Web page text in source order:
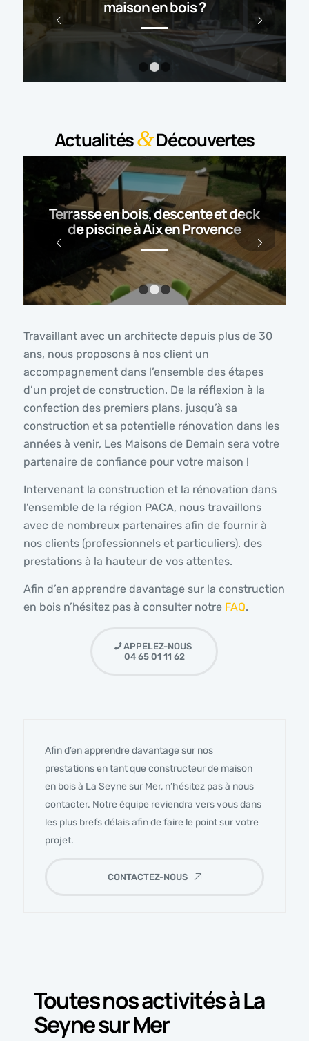
maison en bois ?
Suivant
2 3
Actualités&Découvertes
Terrasse en bois, descente et deck
de piscine à Aix en Provence
Suivant
1 2 3
Travaillant avec un architecte depuis plus de 30
ans, nous proposons à nos client un
accompagnement dans l’ensemble des étapes
d’un projet de construction. De la réflexion à la
confection des premiers plans, jusqu’à sa
construction et sa potentielle rénovation dans les
années à venir, Les Maisons de Demain sera votre
partenaire de confiance pour votre maison !
Intervenant la construction et la rénovation dans
l’ensemble de la région PACA, nous travaillons
avec de nombreux partenaires afin de fournir à
nos clients (professionnels et particuliers). des
prestations à la hauteur de vos attentes.
Afin d’en apprendre davantage sur la construction
en bois n’hésitez pas à consulter notre FAQ.
APPELEZ-NOUS
04 65 01 11 62
Afin d’en apprendre davantage sur nos
prestations en tant que constructeur de maison
en bois à La Seyne sur Mer, n’hésitez pas à nous
contacter. Notre équipe reviendra vers vous dans
les plus brefs délais afin de faire le point sur votre
projet.
CONTACTEZ-NOUS
Toutes nos activités à La
Seyne sur Mer